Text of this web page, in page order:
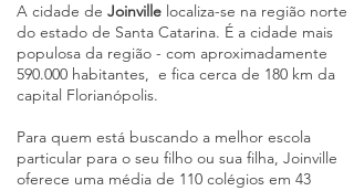
A cidade de Joinville localiza-se na região norte
do estado de Santa Catarina. É a cidade mais
populosa da região - com aproximadamente
590.000 habitantes, e fica cerca de 180 km da
capital Florianópolis.
Para quem está buscando a melhor escola
particular para o seu filho ou sua filha, Joinville
oferece uma média de 110 colégios em 43